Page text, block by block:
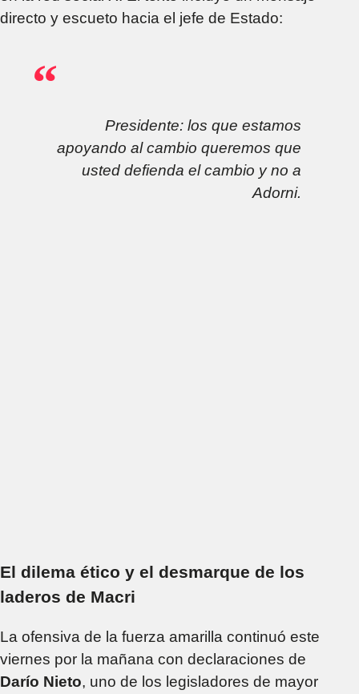
directo y escueto hacia el jefe de Estado:
Presidente: los que estamos
apoyando al cambio queremos que
usted defienda el cambio y no a
Adorni.
El dilema ético y el desmarque de los
laderos de Macri
La ofensiva de la fuerza amarilla continuó este
viernes por la mañana con declaraciones de
Darío Nieto, uno de los legisladores de mayor